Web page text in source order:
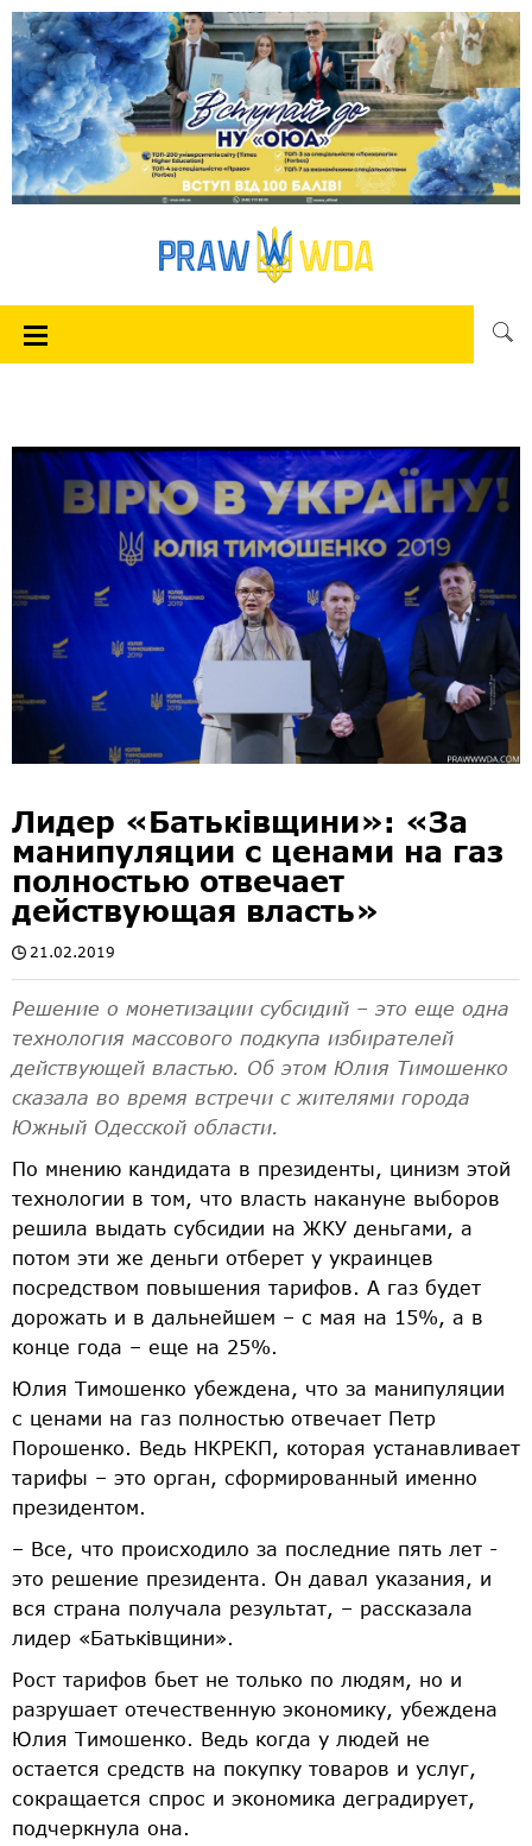
Лидер «Батьківщини»: «За
манипуляции с ценами на газ
полностью отвечает
действующая власть»
21.02.2019
Решение о монетизации субсидий – это еще одна
технология массового подкупа избирателей
действующей властью. Об этом Юлия Тимошенко
сказала во время встречи с жителями города
Южный Одесской области.
По мнению кандидата в президенты, цинизм этой
технологии в том, что власть накануне выборов
решила выдать субсидии на ЖКУ деньгами, а
потом эти же деньги отберет у украинцев
посредством повышения тарифов. А газ будет
дорожать и в дальнейшем – с мая на 15%, а в
конце года – еще на 25%.
Юлия Тимошенко убеждена, что за манипуляции
с ценами на газ полностью отвечает Петр
Порошенко. Ведь НКРЕКП, которая устанавливает
тарифы – это орган, сформированный именно
президентом.
– Все, что происходило за последние пять лет -
это решение президента. Он давал указания, и
вся страна получала результат, – рассказала
лидер «Батьківщини».
Рост тарифов бьет не только по людям, но и
разрушает отечественную экономику, убеждена
Юлия Тимошенко. Ведь когда у людей не
остается средств на покупку товаров и услуг,
сокращается спрос и экономика деградирует,
подчеркнула она.